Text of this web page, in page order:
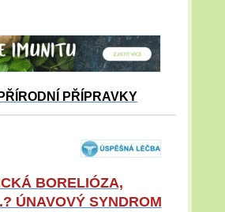
PŘÍPRAVKY
BORELIÓZA,
ÚNAVOVÝ SYNDROM